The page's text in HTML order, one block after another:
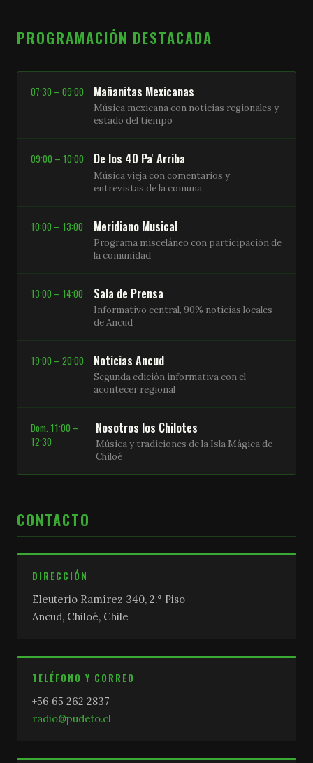
PROGRAMACIÓN DESTACADA
07:30 – 09:00 Mañanitas Mexicanas
Música mexicana con noticias regionales y
estado del tiempo
09:00 – 10:00 De los 40 Pa' Arriba
Música vieja con comentarios y
entrevistas de la comuna
10:00 – 13:00 Meridiano Musical
Programa misceláneo con participación de
la comunidad
13:00 – 14:00 Sala de Prensa
Informativo central, 90% noticias locales
de Ancud
19:00 – 20:00 Noticias Ancud
Segunda edición informativa con el
acontecer regional
Dom. 11:00 –
12:30
Nosotros los Chilotes
Música y tradiciones de la Isla Mágica de
Chiloé
CONTACTO
DIRECCIÓN
Eleuterio Ramírez 340, 2.° Piso
Ancud, Chiloé, Chile
TELÉFONO Y CORREO
+56 65 262 2837
radio@pudeto.cl